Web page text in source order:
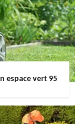
espace vert 95